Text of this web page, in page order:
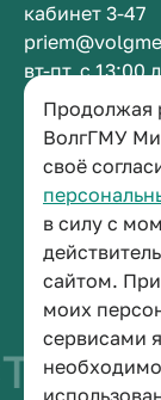
Продолжая
ВолгГМУ
своё
в силу с
сайтом.
моих
сервисами
кабинет 3-47
вт-пт, с 13:00
Приемная
+7 (8442) 38-
г.
кабинет 3-11
пн-пт, с